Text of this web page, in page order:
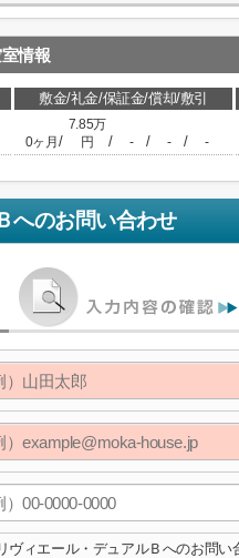
情報
敷金/礼金/保証金/償却/敷引
0ヶ月 /
7.85万
円
/ - / - / -
へのお問い合わせ
リヴィエール・デュアルＢへのお問い